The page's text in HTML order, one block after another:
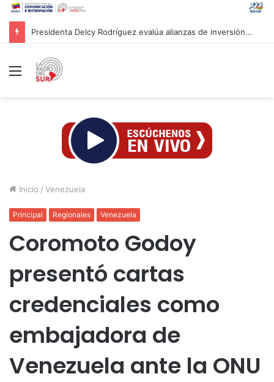
Presidenta Delcy Rodríguez evalúa alianzas de inversión en hidrocarburos con Cámara Africana de Energía
Menú
Inicio / Venezuela
Principal Regionales Venezuela
Coromoto Godoy
presentó cartas
credenciales como
embajadora de
Venezuela ante la ONU